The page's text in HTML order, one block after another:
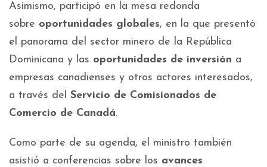
Asimismo, participó en la mesa redonda
sobre oportunidades globales, en la que presentó
el panorama del sector minero de la República
Dominicana y las oportunidades de inversión a
empresas canadienses y otros actores interesados,
a través del Servicio de Comisionados de
Comercio de Canadá.
Como parte de su agenda, el ministro también
asistió a conferencias sobre los avances